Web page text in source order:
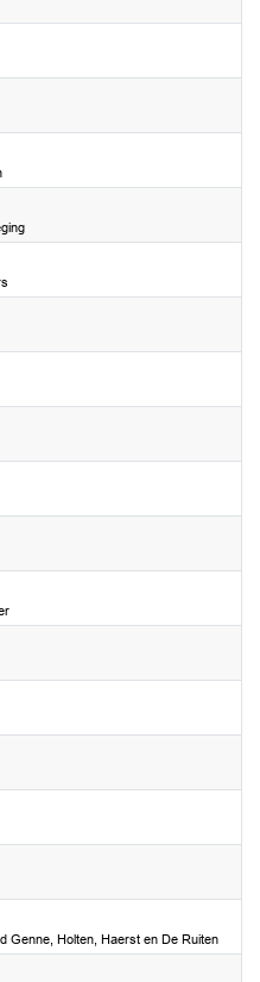
Genne, Holten, Haerst en De Ruiten